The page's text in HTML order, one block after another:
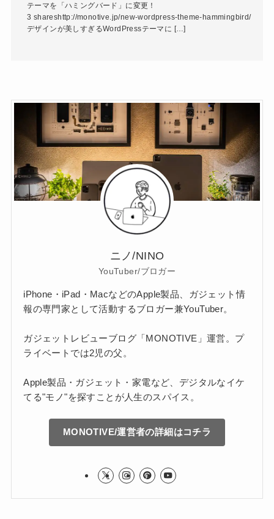
テーマを「ハミングバード」に変更！
3 shareshttp://monotive.jp/new-wordpress-theme-hammingbird/
デザインが美しすぎるWordPressテーマに […]
ニノ/NINO
YouTuber/ブロガー
iPhone・iPad・MacなどのApple製品、ガジェット情
報の専門家として活動するブロガー兼YouTuber。
ガジェットレビューブログ「MONOTIVE」運営。プ
ライベートでは2児の父。
Apple製品・ガジェット・家電など、デジタルなイケ
てる"モノ"を探すことが人生のスパイス。
MONOTIVE/運営者の詳細はコチラ